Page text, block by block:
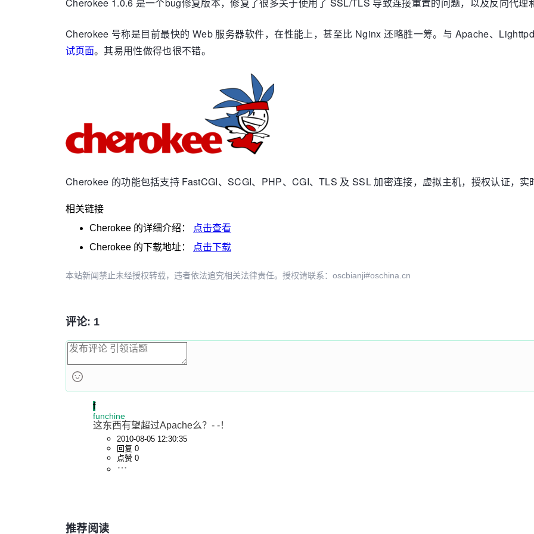
Cherokee 号称是目前最快的 Web 服务器软件，在性能上，甚至比 Nginx 还略胜一筹。与 Apache、
试页面。其易用性做得也很不错。
Cherokee 的功能包括支持 FastCGI、SCGI、PHP、CGI、TLS 及 SSL 加密连接，虚拟主机，授权认证，实
相关链接
Cherokee 的详细介绍：
点击查看
Cherokee 的下载地址： 点击下载
本站新闻禁止未经授权转载，违者依法追究相关法律责任。授权请联系：oscbianji#oschina.cn
评论: 1
f
funchine
这东西有望超过Apache么？- -！
2010-08-05 12:30:35
回复 0
点赞 0
推荐阅读